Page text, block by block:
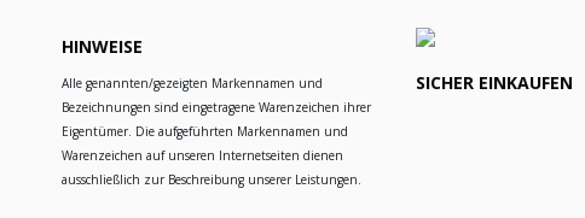
HINWEISE
Alle genannten/gezeigten Markennamen und
Bezeichnungen sind eingetragene Warenzeichen ihrer
Eigentümer. Die aufgeführten Markennamen und
Warenzeichen auf unseren Internetseiten dienen
ausschließlich zur Beschreibung unserer Leistungen.
SICHER EINKAUFEN